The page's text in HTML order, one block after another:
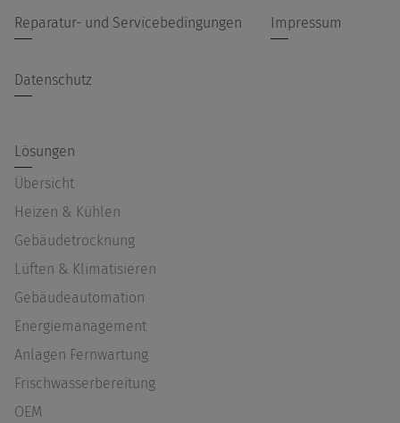
Reparatur- und Servicebedingungen Impressum
Datenschutz
Lösungen
Übersicht
Heizen & Kühlen
Gebäudetrocknung
Lüften & Klimatisieren
Gebäudeautomation
Energiemanagement
Anlagen Fernwartung
Frischwasserbereitung
OEM